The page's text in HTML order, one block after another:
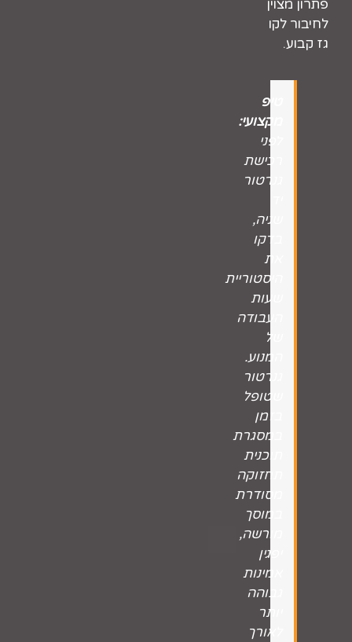
פתרון מצוין
לחיבור לקו
גז קבוע.
טיפ
מקצועי:
לפני
רכישת
גנרטור
שניה,
בדקו
את
היסטוריית
שעות
העבודה
של
המנוע.
גנרטור
שטופל
בזמן
במסגרת
תוכנית
תחזוקה
מסודרת
במוסך
מורשה,
יפגין
אמינות
גבוהה
יותר
לאורך